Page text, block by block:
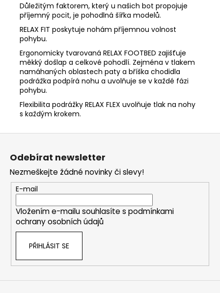
Důležitým faktorem, který u našich bot propojuje
příjemný pocit, je pohodlná šířka modelů.
RELAX FIT poskytuje nohám příjemnou volnost
pohybu.
Ergonomicky tvarovaná RELAX FOOTBED zajišťuje
měkký došlap a celkové pohodlí. Zejména v tlakem
namáhaných oblastech paty a bříška chodidla
podrážka podpírá nohu a uvolňuje se v každé fázi
pohybu.
Flexibilita podrážky RELAX FLEX uvolňuje tlak na nohy
s každým krokem.
Z
Odebírat newsletter
Nezmeškejte žádné novinky či slevy!
E-mail
Vložením e-mailu souhlasíte s podmínkami
ochrany osobních údajů
PŘIHLÁSIT SE